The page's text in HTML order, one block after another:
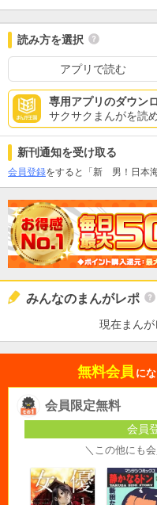
読み方を選択
アプリで読む
専用アプリのダウン
サクサクまんがを読
新刊通知を受け取る
会員登録をすると「新 男！日本
みんなのまんがレポ
現在まんが
無料会員 に
会員限定無料
会員
＼この他にも